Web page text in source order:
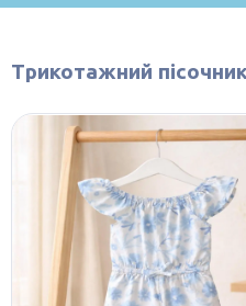
Трикотажний